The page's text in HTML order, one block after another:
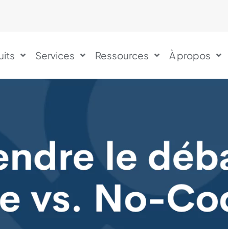
Services Ressources À propos